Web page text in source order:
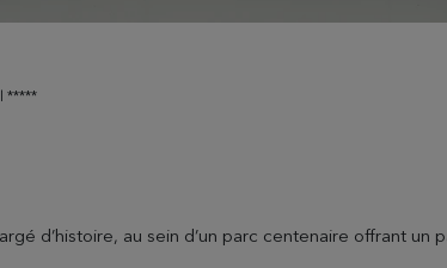
*****
d’histoire, au sein d’un parc centenaire offrant